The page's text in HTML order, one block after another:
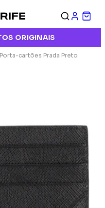
ORIGINAIS
cartões Prada Preto